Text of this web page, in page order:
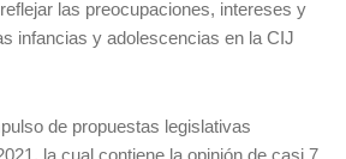
las preocupaciones, intereses y
infancias y adolescencias en la CIJ
de propuestas legislativas